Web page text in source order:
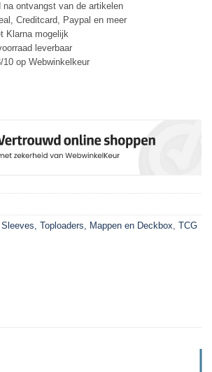
na ontvangst van de artikelen
Creditcard, Paypal en meer
Klarna mogelijk
leverbaar
op Webwinkelkeur
Sleeves, Toploaders, Mappen en Deckbox, TCG